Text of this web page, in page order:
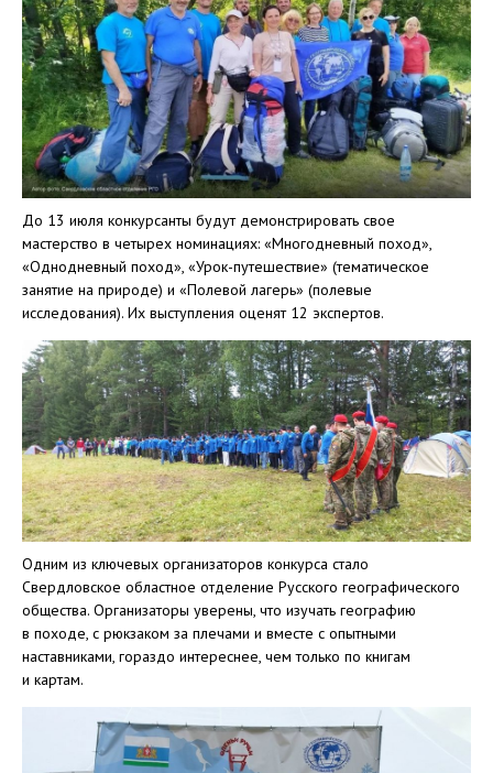
До 13 июля конкурсанты будут демонстрировать свое
мастерство в четырех номинациях: «Многодневный поход»,
«Однодневный поход», «Урок-путешествие» (тематическое
занятие на природе) и «Полевой лагерь» (полевые
исследования). Их выступления оценят 12 экспертов.
Одним из ключевых организаторов конкурса стало
Свердловское областное отделение Русского географического
общества. Организаторы уверены, что изучать географию
в походе, с рюкзаком за плечами и вместе с опытными
наставниками, гораздо интереснее, чем только по книгам
и картам.